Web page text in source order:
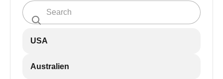
USA
Australien